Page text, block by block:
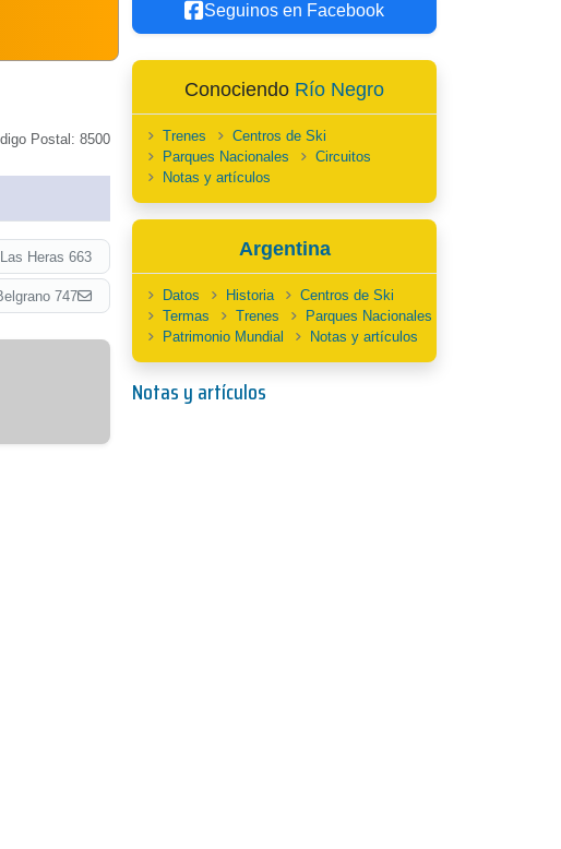
Postal: 8500
Las Heras 663
747
Seguinos en Facebook
Conociendo Río Negro
Trenes
Centros de Ski
Parques Nacionales
Circuitos
Notas y artículos
Argentina
Datos Historia
Centros de Ski
Termas
Trenes
Parques Nacionales
Patrimonio Mundial
Notas y artículos
Notas y artículos